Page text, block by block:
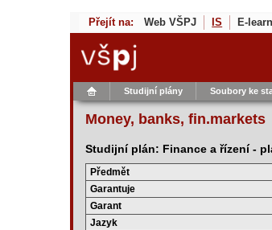
Přejít na: Web VŠPJ IS E-
Studijní plány Soubory ke
Money, banks, fin.markets
Studijní plán: Finance a řízení -
Předmět
Garantuje
Garant
Jazyk